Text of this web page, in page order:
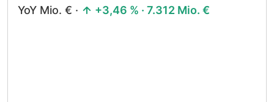
YoY Mio. € · +3,46 % · 7.312 Mio. €